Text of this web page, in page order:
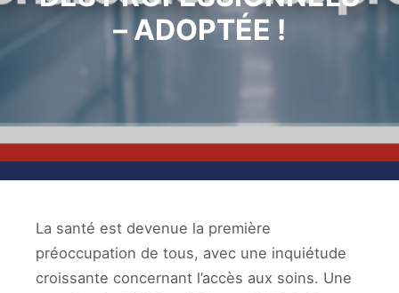
– ADOPTÉE !
La santé est devenue la première
préoccupation de tous, avec une inquiétude
croissante concernant l’accès aux soins. Une